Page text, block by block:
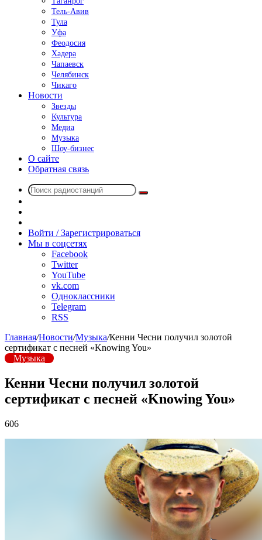
Тель-Авив
Тула
Уфа
Феодосия
Хадера
Чапаевск
Челябинск
Чикаго
Новости
Звезды
Культура
Медиа
Музыка
Шоу-бизнес
О сайте
Обратная связь
Поиск
радио
Войти / Зарегистрироваться
Мы в соцсетях
Facebook
Twitter
YouTube
vk.com
Одноклассники
Telegram
RSS
Главная/Новости/Музыка/Кенни Чесни получил золотой
сертификат с песней «Knowing You»
Музыка
Кенни Чесни получил золотой
сертификат с песней «Knowing You»
606